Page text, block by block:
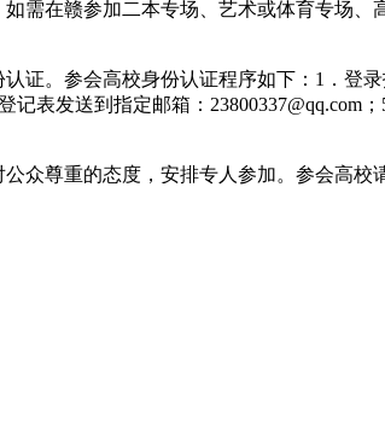
需在赣参加二本专场、艺术或体育专场
证。参会高校身份认证程序如下：1．登
表发送到指定邮箱：23800337@qq.com
众尊重的态度，安排专人参加。参会高